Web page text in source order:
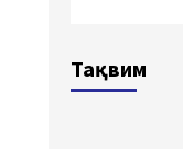
Тақвим